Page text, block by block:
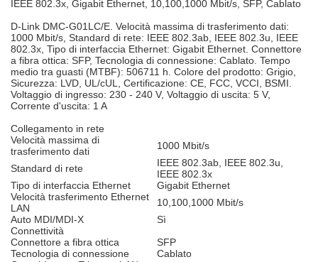
IEEE 802.3x, Gigabit Ethernet, 10,100,1000 Mbit/s, SFP, Cablato
D-Link DMC-G01LC/E. Velocità massima di trasferimento dati:
1000 Mbit/s, Standard di rete: IEEE 802.3ab, IEEE 802.3u, IEEE
802.3x, Tipo di interfaccia Ethernet: Gigabit Ethernet. Connettore
a fibra ottica: SFP, Tecnologia di connessione: Cablato. Tempo
medio tra guasti (MTBF): 506711 h. Colore del prodotto: Grigio,
Sicurezza: LVD, UL/cUL, Certificazione: CE, FCC, VCCI, BSMI.
Voltaggio di ingresso: 230 - 240 V, Voltaggio di uscita: 5 V,
Corrente d'uscita: 1 A
Collegamento in rete
Velocità massima di
trasferimento dati
1000 Mbit/s
Standard di rete
IEEE 802.3ab, IEEE 802.3u,
IEEE 802.3x
Tipo di interfaccia Ethernet
Gigabit Ethernet
Velocità trasferimento Ethernet
LAN
10,100,1000 Mbit/s
Auto MDI/MDI-X
Sì
Connettività
Connettore a fibra ottica
SFP
Tecnologia di connessione
Cablato